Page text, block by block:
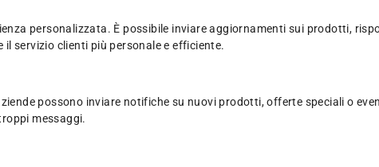
personalizzata. È possibile inviare aggiornamenti sui prodotti,
servizio clienti più personale e efficiente.
possono inviare notifiche su nuovi prodotti, offerte speciali o
messaggi.